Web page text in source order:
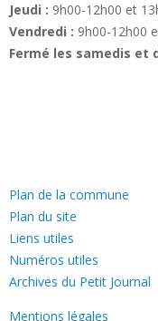
Jeudi : 9h00-12h00 et
Vendredi : 9h00-12h00
Fermé les samedis et
Plan de la commune
Plan du site
Liens utiles
Numéros utiles
Archives du Petit Journal
Mentions légales